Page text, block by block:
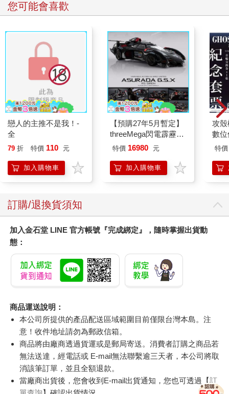
您可能會喜歡
戀人的主推不是我！-
全
79 折 特價 110 元
加入購物車
【預購27年5月暫定】
threeMega閃電霹靂車
VA Hi-SPEC UNITED
SIREN 黑色限定
特價 16980 元
加入購物車
攻殼
數
特價
訂購/退換貨須知
加入金石堂 LINE 官方帳號『完成綁定』，隨時掌握出貨動
態：
商品運送說明：
本公司所提供的產品配送區域範圍目前僅限台灣本島。注
意！收件地址請勿為郵政信箱。
商品將由廠商透過貨運或是郵局寄送。消費者訂購之商品若
無法送達，經電話或 E-mail無法聯繫逾三天者，本公司將取
消該筆訂單，並且全額退款。
當廠商出貨後，您會收到E-mail出貨通知，您也可透過【訂